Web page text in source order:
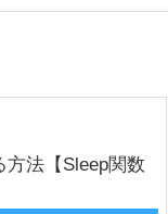

法【Sleep関数